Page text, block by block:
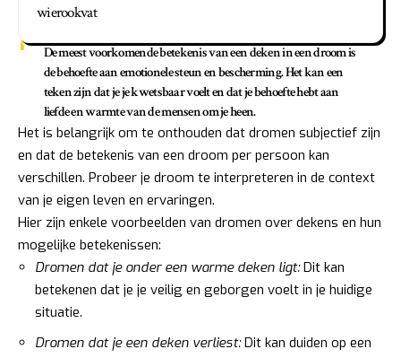
wierookvat
De meest voorkomende betekenis van een deken in een droom is
de behoefte aan emotionele steun en bescherming.Het kan een
teken zijn dat je je kwetsbaar voelt en dat je behoefte hebt aan
liefde en warmte van de mensen om je heen.
Het is belangrijk om te onthouden dat dromen subjectief zijn
en dat de betekenis van een droom per persoon kan
verschillen. Probeer je droom te interpreteren in de context
van je eigen leven en ervaringen.
Hier zijn enkele voorbeelden van dromen over dekens en hun
mogelijke betekenissen:
Dromen dat je onder een warme deken ligt:Dit kan
betekenen dat je je veilig en geborgen voelt in je huidige
situatie.
Dromen dat je een deken verliest:Dit kan duiden op een